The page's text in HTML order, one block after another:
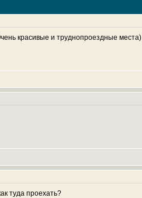
красивые и труднопроездные места)
туда проехать?